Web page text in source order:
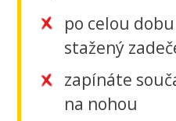
po celou
stažený
zapínáte
na nohou